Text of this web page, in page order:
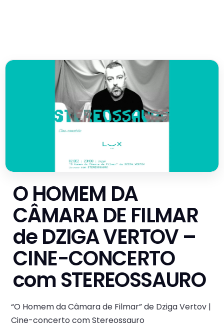
O HOMEM DA
CÂMARA DE FILMAR
de DZIGA VERTOV –
CINE-CONCERTO
com STEREOSSAURO
“O Homem da Câmara de Filmar” de Dziga Vertov |
Cine-concerto com Stereossauro